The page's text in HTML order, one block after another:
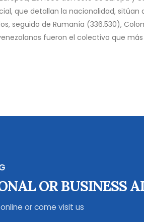
que detallan la nacionalidad,
seguido de Rumanía (336.530),
fueron el colectivo que
OR BUSINESS
or come visit us